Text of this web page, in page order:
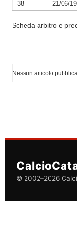
38
21/06/
Scheda arbitro e
Nessun articolo
© 2002–2026